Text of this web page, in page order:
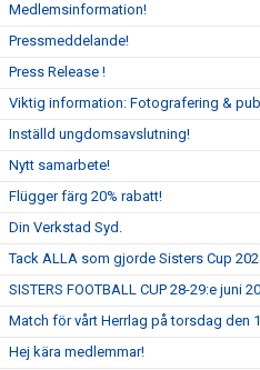
Medlemsinformation!
Pressmeddelande!
Press Release !
Viktig information: Fotografering &
Inställd ungdomsavslutning!
Nytt samarbete!
Flügger färg 20% rabatt!
Din Verkstad Syd.
Tack ALLA som gjorde Sisters Cup
SISTERS FOOTBALL CUP 28-29:e juni
Match för vårt Herrlag på torsdag den
Hej kära medlemmar!